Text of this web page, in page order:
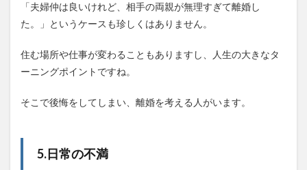
「夫婦仲は良いけれど、相手の両親が無理すぎて離婚し
た。」というケースも珍しくはありません。
住む場所や仕事が変わることもありますし、人生の大きなタ
ーニングポイントですね。
そこで後悔をしてしまい、離婚を考える人がいます。
5.日常の不満